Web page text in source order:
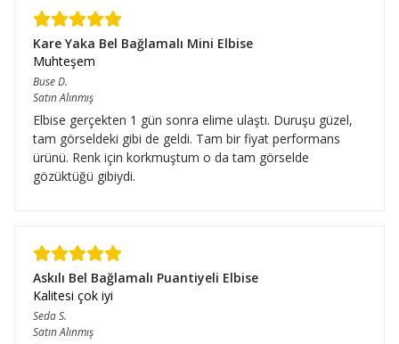
Kare Yaka Bel Bağlamalı Mini Elbise
Muhteşem
BuseD.
Satın Alınmış
Elbise gerçekten 1 gün sonra elime ulaştı. Duruşu güzel,
tam görseldeki gibi de geldi. Tam bir fiyat performans
ürünü. Renk için korkmuştum o da tam görselde
gözüktüğü gibiydi.
Askılı Bel Bağlamalı Puantiyeli Elbise
Kalitesi çok iyi
SedaS.
Satın Alınmış